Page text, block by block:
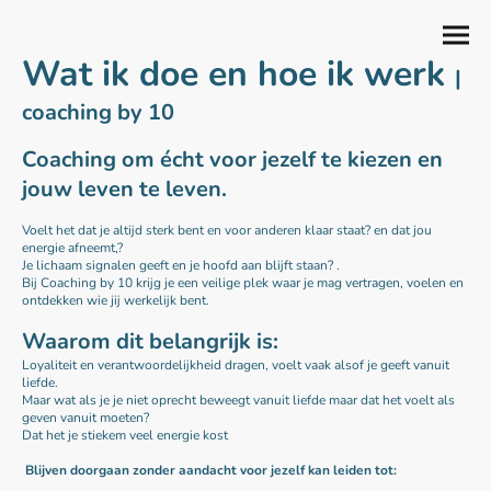
Wat ik doe en hoe ik werk |
coaching by 10
Coaching om écht voor jezelf te kiezen en
jouw leven te leven.
Voelt het dat je altijd sterk bent en voor anderen klaar staat? en dat jou
energie afneemt,?
Je lichaam signalen geeft en je hoofd aan blijft staan? .
Bij Coaching by 10 krijg je een veilige plek waar je mag vertragen, voelen en
ontdekken wie jij werkelijk bent.
Waarom dit belangrijk is:
Loyaliteit en verantwoordelijkheid dragen, voelt vaak alsof je geeft vanuit
liefde.
Maar wat als je je niet oprecht beweegt vanuit liefde maar dat het voelt als
geven vanuit moeten?
Dat het je stiekem veel energie kost
Blijven doorgaan zonder aandacht voor jezelf kan leiden tot: